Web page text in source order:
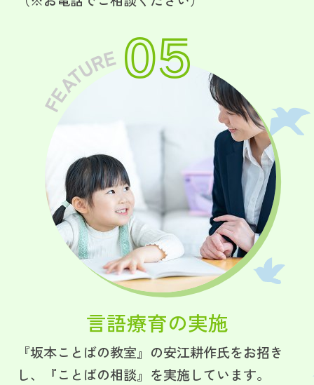
言語療育の実施
『坂本ことばの教室』の安江耕作氏をお招き
し、『ことばの相談』を実施しています。